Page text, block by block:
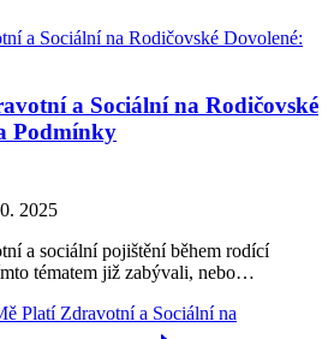
a Sociální na Rodičovské
Podmínky
2025
a sociální pojištění během rodící
tématem již zabývali, nebo…
Platí Zdravotní a Sociální na